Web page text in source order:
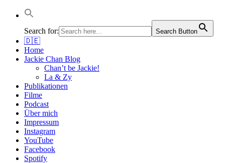
Jackie Chan Deutschland | Thorsten Boose
Autor & Jackie-Chan-Historiker
Search for:
Search Button
🇩🇪
Home
Jackie Chan Blog
Chan’t be Jackie!
La & Zy
Publikationen
Filme
Podcast
Über mich
Impressum
Instagram
YouTube
Facebook
Spotify